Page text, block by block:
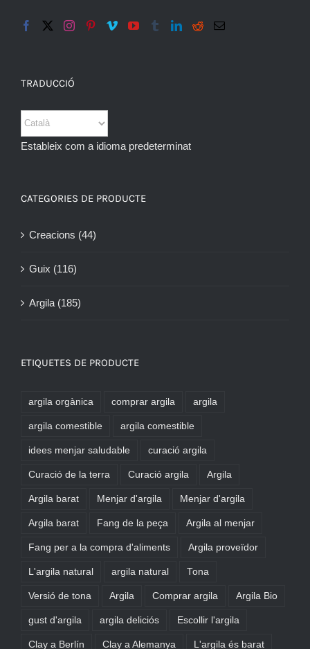
TRADUCCIÓ
Estableix com a idioma predeterminat
CATEGORIES DE PRODUCTE
Creacions (44)
Guix (116)
Argila (185)
ETIQUETES DE PRODUCTE
argila orgànica comprar argila argila
argila comestible argila comestible
idees menjar saludable curació argila
Curació de la terra Curació argila Argila
Argila barat Menjar d'argila Menjar d'argila
Argila barat Fang de la peça Argila al menjar
Fang per a la compra d'aliments Argila proveïdor
L'argila natural argila natural Tona
Versió de tona Argila Comprar argila Argila Bio
gust d'argila argila deliciós Escollir l'argila
Clay a Berlín Clay a Alemanya L'argila és barat